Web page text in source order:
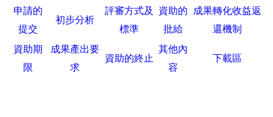
申請的
提交
初步分析
評審方式及
標準
資助的
批給
成果轉化收益返
還機制
資助期
限
成果產出要
求
資助的終止
其他內
容
下載區